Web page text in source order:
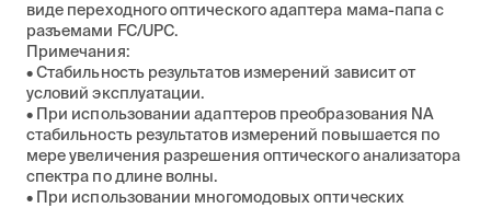
виде переходного оптического адаптера мама-папа с
разъемами FC/UPC.
Примечания:
• Стабильность результатов измерений зависит от
условий эксплуатации.
• При использовании адаптеров преобразования NA
стабильность результатов измерений повышается по
мере увеличения разрешения оптического анализатора
спектра по длине волны.
• При использовании многомодовых оптических